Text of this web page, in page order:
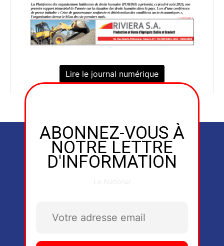
Lire le journal numérique
ABONNEZ-VOUS À
NOTRE LETTRE
D'INFORMATION